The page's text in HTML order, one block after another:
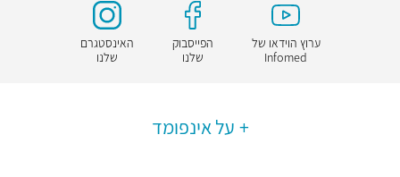
ערוץ הוידאו של
Infomed
הפייסבוק
שלנו
האינסטגרם
שלנו
על אינפומד